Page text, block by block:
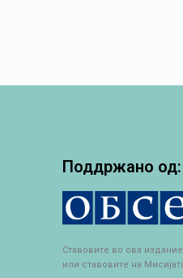
Поддржано од:
Ставовите во ова
или ставовите на